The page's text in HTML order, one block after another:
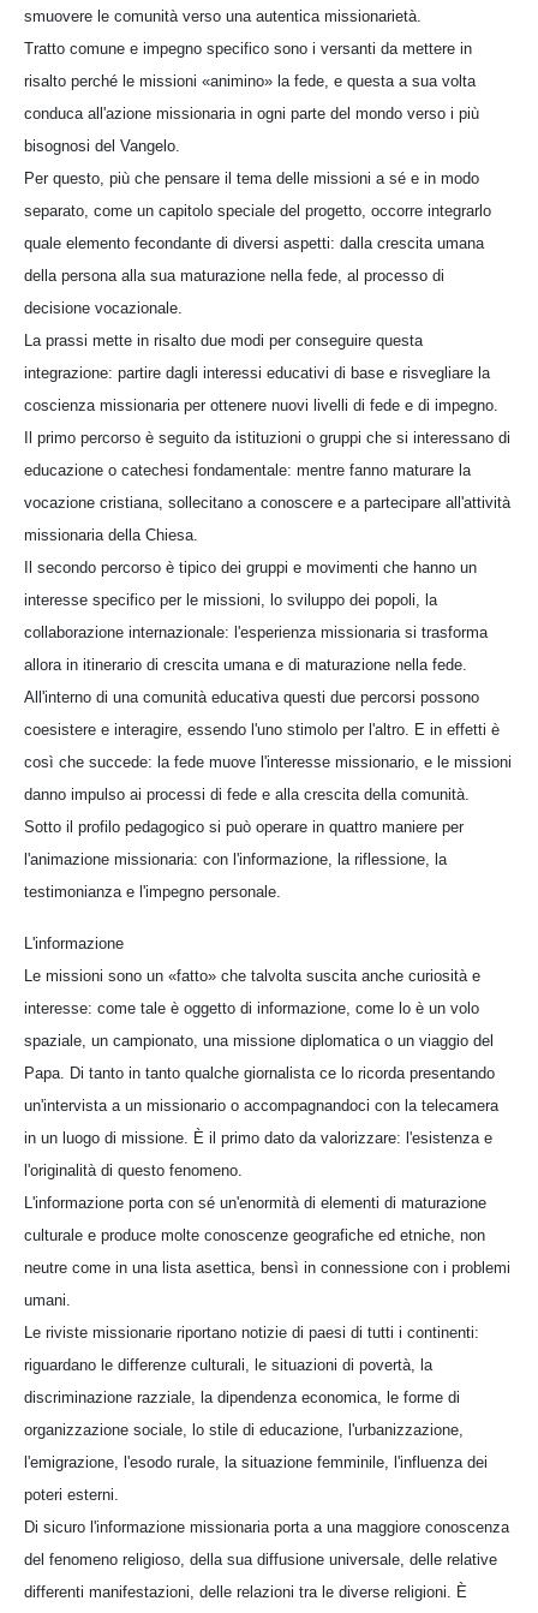
smuovere le comunità verso una autentica missionarietà.
Tratto comune e impegno specifico sono i versanti da mettere in
risalto perché le missioni «animino» la fede, e questa a sua volta
conduca all'azione missionaria in ogni parte del mondo verso i più
bisognosi del Vangelo.
Per questo, più che pensare il tema delle missioni a sé e in modo
separato, come un capitolo speciale del progetto, occorre integrarlo
quale elemento fecondante di diversi aspetti: dalla crescita umana
della persona alla sua maturazione nella fede, al processo di
decisione vocazionale.
La prassi mette in risalto due modi per conseguire questa
integrazione: partire dagli interessi educativi di base e risvegliare la
coscienza missionaria per ottenere nuovi livelli di fede e di impegno.
Il primo percorso è seguito da istituzioni o gruppi che si interessano di
educazione o catechesi fondamentale: mentre fanno maturare la
vocazione cristiana, sollecitano a conoscere e a partecipare all'attività
missionaria della Chiesa.
Il secondo percorso è tipico dei gruppi e movimenti che hanno un
interesse specifico per le missioni, lo sviluppo dei popoli, la
collaborazione internazionale: l'esperienza missionaria si trasforma
allora in itinerario di crescita umana e di maturazione nella fede.
All'interno di una comunità educativa questi due percorsi possono
coesistere e interagire, essendo l'uno stimolo per l'altro. E in effetti è
così che succede: la fede muove l'interesse missionario, e le missioni
danno impulso ai processi di fede e alla crescita della comunità.
Sotto il profilo pedagogico si può operare in quattro maniere per
l'animazione missionaria: con l'informazione, la riflessione, la
testimonianza e l'impegno personale.
L'informazione
Le missioni sono un «fatto» che talvolta suscita anche curiosità e
interesse: come tale è oggetto di informazione, come lo è un volo
spaziale, un campionato, una missione diplomatica o un viaggio del
Papa. Di tanto in tanto qualche giornalista ce lo ricorda presentando
un'intervista a un missionario o accompagnandoci con la telecamera
in un luogo di missione. È il primo dato da valorizzare: l'esistenza e
l'originalità di questo fenomeno.
L'informazione porta con sé un'enormità di elementi di maturazione
culturale e produce molte conoscenze geografiche ed etniche, non
neutre come in una lista asettica, bensì in connessione con i problemi
umani.
Le riviste missionarie riportano notizie di paesi di tutti i continenti:
riguardano le differenze culturali, le situazioni di povertà, la
discriminazione razziale, la dipendenza economica, le forme di
organizzazione sociale, lo stile di educazione, l'urbanizzazione,
l'emigrazione, l'esodo rurale, la situazione femminile, l'influenza dei
poteri esterni.
Di sicuro l'informazione missionaria porta a una maggiore conoscenza
del fenomeno religioso, della sua diffusione universale, delle relative
differenti manifestazioni, delle relazioni tra le diverse religioni. È